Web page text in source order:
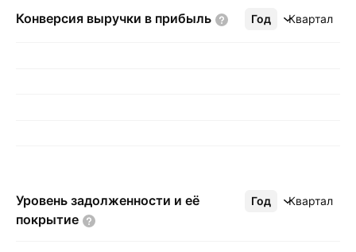
Конверсия выручки в прибыль Год Квартал
Ещё
Уровень задолженности и её
покрытие
Год Квартал
Ещё